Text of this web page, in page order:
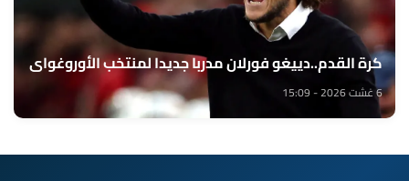
كرة القدم..دييغو فورلان مدربا جديدا لمنتخب الأوروغواي
6 غشت 2026 - 15:09